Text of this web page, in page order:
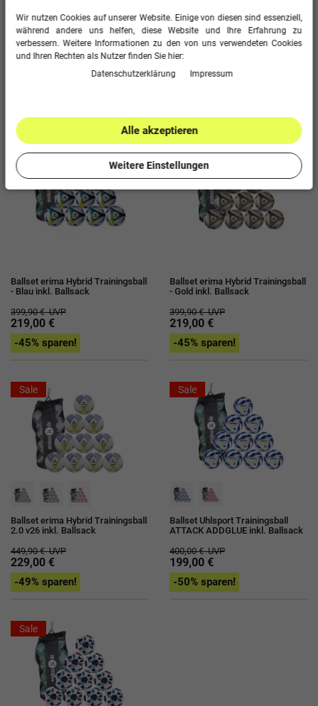
Ballset adidas Trainingsball -
Bundesliga 26/27 Torfabrik
League inkl. Ballsack
Ballset erima SENZOR-STAR
Trainingsball inkl. Ballsack
179,00 €
Sale
Ballset erima Hybrid Trainingsball
- Blau inkl. Ballsack
399,90 €UVP
219,00 €
-45% sparen!
Sale
Ballset erima Hybrid Trainingsball
- Gold inkl. Ballsack
399,90 €UVP
219,00 €
-45% sparen!
Sale
Ballset erima Hybrid Trainingsball
2.0 v26 inkl. Ballsack
449,90 €UVP
229,00 €
-49% sparen!
Sale
Ballset Uhlsport Trainingsball
ATTACK ADDGLUE inkl. Ballsack
400,00 €UVP
199,00 €
-50% sparen!
Sale
Wir nutzen Cookies auf unserer Website. Einige von diesen sind essenziell,
während andere uns helfen, diese Website und Ihre Erfahrung zu
verbessern. Weitere Informationen zu den von uns verwendeten Cookies
und Ihren Rechten als Nutzer finden Sie hier:
Daten­schutz­erklärung
Impressum
Alle akzeptieren
Weitere Einstellungen